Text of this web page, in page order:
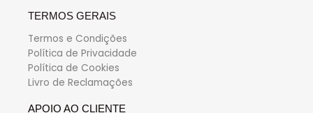
TERMOS GERAIS
Termos e Condições
Política de Privacidade
Política de Cookies
Livro de Reclamações
APOIO AO CLIENTE